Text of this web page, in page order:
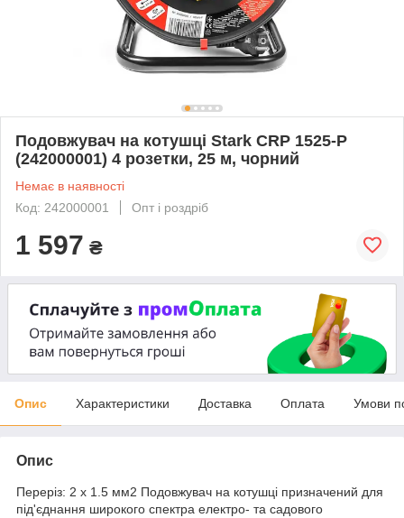
Подовжувач на котушці Stark CRP 1525-P
(242000001) 4 розетки, 25 м, чорний
Немає в наявності
Код: 242000001
Опт і роздріб
1 597 ₴
Опис Характеристики Доставка Оплата Умови
Опис
Переріз: 2 х 1.5 мм2 Подовжувач на котушці призначений для
під'єднання широкого спектра електро- та садового